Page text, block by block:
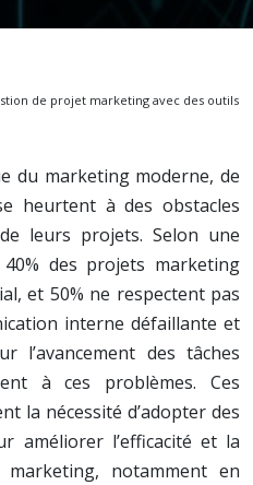
de projet marketing avec des outils
du marketing moderne, de
heurtent à des obstacles
leurs projets. Selon une
des projets marketing
et 50% ne respectent pas
interne défaillante et
l’avancement des tâches
à ces problèmes. Ces
la nécessité d’adopter des
améliorer l’efficacité et la
notamment en